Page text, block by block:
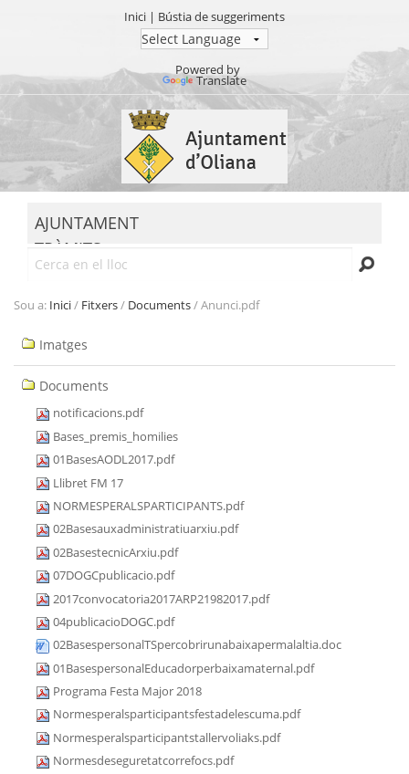
Inici | Bústia de suggeriments
Powered by
Translate
contingut.
Salta
AJUNTAMENT
TRÀMITS
SEU ELECTRÒNICA
TRANSPARÈNCIA
Sou a: Inici/ Fitxers/ Documents/Anunci.pdf
Navegació
Imatges
Documents
notificacions.pdf
Bases_premis_homilies
01BasesAODL2017.pdf
Llibret FM 17
NORMESPERALSPARTICIPANTS.pdf
02Basesauxadministratiuarxiu.pdf
02BasestecnicArxiu.pdf
07DOGCpublicacio.pdf
2017convocatoria2017ARP21982017.pdf
04publicacioDOGC.pdf
02BasespersonalTSpercobrirunabaixapermalaltia.doc
01BasespersonalEducadorperbaixamaternal.pdf
Programa Festa Major 2018
Normesperalsparticipantsfestadelescuma.pdf
Normesperalsparticipantstallervoliaks.pdf
Normesdeseguretatcorrefocs.pdf